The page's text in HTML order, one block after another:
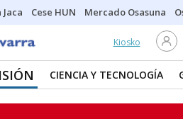
Cese HUN Mercado Osasuna
Kiosko
CIENCIA Y TECNOLOGÍA